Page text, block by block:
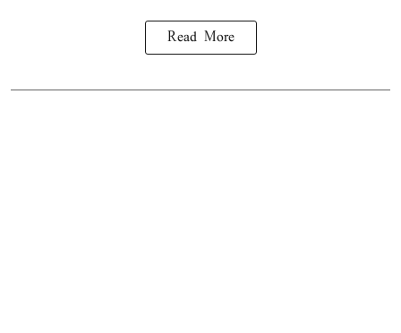
Read More